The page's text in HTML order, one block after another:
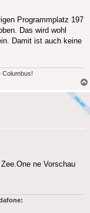
Programmplatz 197
Das wird wohl
Damit ist auch keine
Columbus!
ne Vorschau